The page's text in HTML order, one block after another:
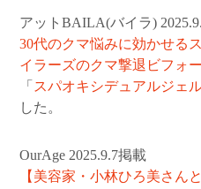
アットBAILA(バイラ)
30代のクマ悩みに効かせる
イラーズのクマ撃退ビフォ
「 スパオキシデュアルジェ
した。
OurAge 2025.9.7掲載
【美容家・小林ひろ美さん